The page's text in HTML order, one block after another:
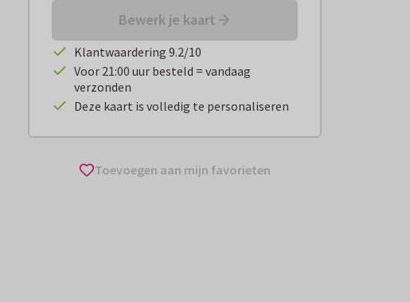
Bewerk je kaart
Klantwaardering 9.2/10
Voor 21:00 uur besteld = vandaag
verzonden
Deze kaart is volledig te personaliseren
Toevoegen aan mijn favorieten